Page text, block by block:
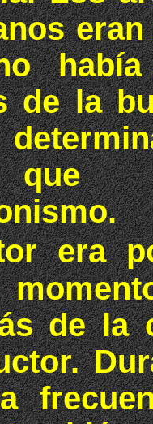
de la
era
de la